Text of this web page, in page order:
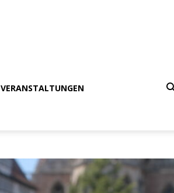
VERANSTALTUNGEN